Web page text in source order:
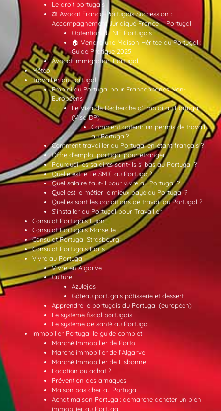
Le droit portugais
⚖️ Avocat Franco-Portugais Succession :
Accompagnement Juridique France – Portugal
Obtention du NIF Portugais
🏠 Vendre une Maison Héritée au Portugal :
Guide Pratique 2025
Avocat immigration Portugal
Météo
Travailler au Portugal
Emploi au Portugal pour Francophones Non-
Européens
Le Visa de Recherche d’Emploi au Portugal
(Visa DP)
Comment obtenir un permis de travail
au Portugal?
Comment travailler au Portugal en étant français ?
Offre d’emploi portugal pour etranger
Pourquoi les salaires sont-ils si bas au Portugal ?
Quelle est le Le SMIC au Portugal?
Quel salaire faut-il pour vivre au Portugal ?
Quel est le métier le mieux payé au Portugal ?
Quelles sont les conditions de travail au Portugal ?
S’installer au Portugal pour Travailler
Consulat Portugais Lyon
Consulat Portugais Marseille
Consulat Portugal Strasbourg
Consulat Portugais Paris
Vivre au Portugal
Vivre en Algarve
Culture
Azulejos
Gâteau portugais pâtisserie et dessert
Apprendre le portugais du Portugal (européen)
Le système fiscal portugais
Le système de santé au Portugal
Immobilier Portugal le guide complet
Marché Immobilier de Porto
Marché immobilier de l’Algarve
Marché Immobilier de Lisbonne
Location ou achat ?
Prévention des arnaques
Maison pas cher au Portugal
Achat maison Portugal: demarche acheter un bien
immobilier au Portugal